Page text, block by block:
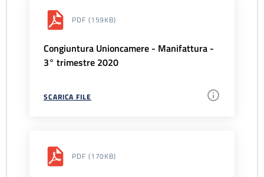
PDF (159KB)
Congiuntura Unioncamere - Manifattura -
3° trimestre 2020
SCARICA FILE
PDF (170KB)